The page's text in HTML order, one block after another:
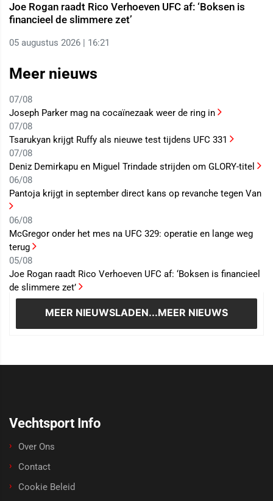
Joe Rogan raadt Rico Verhoeven UFC af: ‘Boksen is
financieel de slimmere zet’
05 augustus 2026 | 16:21
Meer nieuws
07/08
Joseph Parker mag na cocaïnezaak weer de ring in
07/08
Tsarukyan krijgt Ruffy als nieuwe test tijdens UFC 331
07/08
Deniz Demirkapu en Miguel Trindade strijden om GLORY-titel
06/08
Pantoja krijgt in september direct kans op revanche tegen Van
06/08
McGregor onder het mes na UFC 329: operatie en lange weg
terug
05/08
Joe Rogan raadt Rico Verhoeven UFC af: ‘Boksen is financieel
de slimmere zet’
MEER NIEUWSLADEN...MEER NIEUWS
Vechtsport Info
Over Ons
Contact
Cookie Beleid